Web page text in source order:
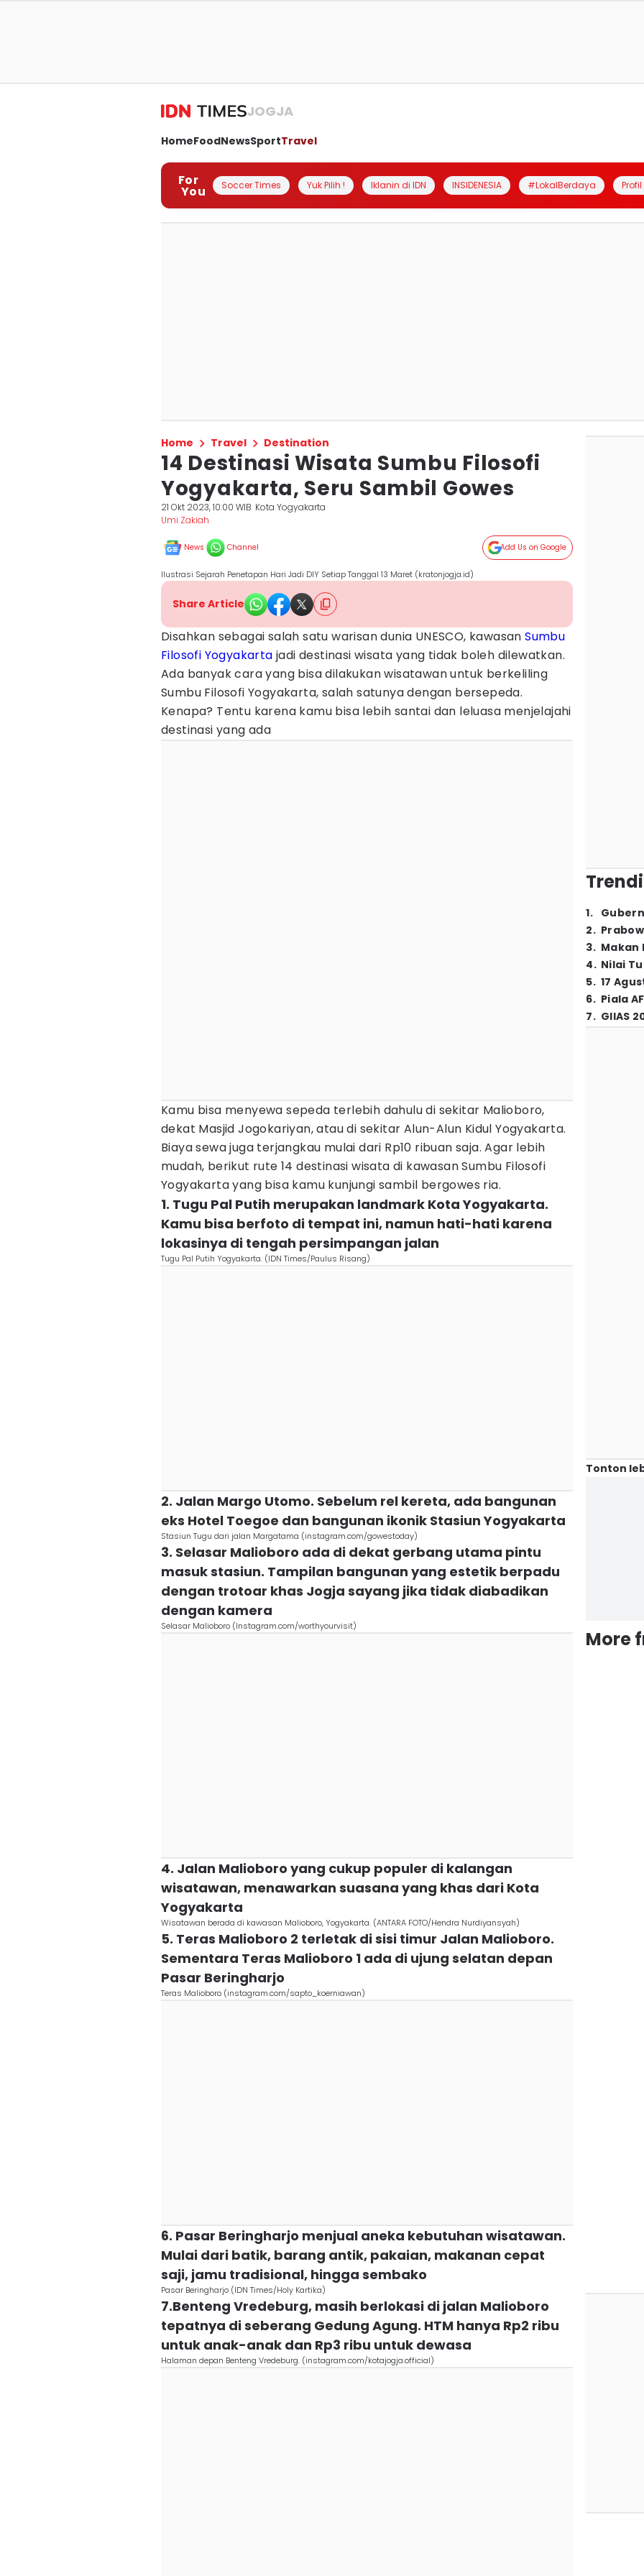
JOGJA
HomeFoodNewsSportTravel
For
You Soccer Times Yuk Pilih ! Iklanin di IDN INSIDENESIA #LokalBerdaya
Home Travel Destination
14 Destinasi Wisata Sumbu Filosofi
Yogyakarta, Seru Sambil Gowes
21 Okt 2023, 10:00 WIB Kota Yogyakarta
Umi Zakiah
News Channel Add Us on Google
Ilustrasi Sejarah Penetapan Hari Jadi DIY Setiap Tanggal 13 Maret (kratonjogja.id)
Share Article
Disahkan sebagai salah satu warisan dunia UNESCO, kawasanSumbu
Filosofi Yogyakarta jadi destinasi wisata yang tidak boleh dilewatkan.
Ada banyak cara yang bisa dilakukan wisatawan untuk berkeliling
Sumbu Filosofi Yogyakarta, salah satunya dengan bersepeda.
Kenapa? Tentu karena kamu bisa lebih santai dan leluasa menjelajahi
destinasi yang ada
Kamu bisa menyewa sepeda terlebih dahulu di sekitar Malioboro,
dekat Masjid Jogokariyan, atau di sekitar Alun-Alun Kidul Yogyakarta.
Biaya sewa juga terjangkau mulai dari Rp10 ribuan saja. Agar lebih
mudah, berikut rute 14 destinasi wisata di kawasan Sumbu Filosofi
Yogyakarta yang bisa kamu kunjungi sambil bergowes ria.
1. Tugu Pal Putih merupakan landmark Kota Yogyakarta.
Kamu bisa berfoto di tempat ini, namun hati-hati karena
lokasinya di tengah persimpangan jalan
Tugu Pal Putih Yogyakarta. (IDN Times/Paulus Risang)
2. Jalan Margo Utomo. Sebelum rel kereta, ada bangunan
eks Hotel Toegoe dan bangunan ikonik Stasiun Yogyakarta
Stasiun Tugu dari jalan Margatama (instagram.com/gowestoday)
3. Selasar Malioboro ada di dekat gerbang utama pintu
masuk stasiun. Tampilan bangunan yang estetik berpadu
dengan trotoar khas Jogja sayang jika tidak diabadikan
dengan kamera
Selasar Malioboro (Instagram.com/worthyourvisit)
4. Jalan Malioboro yang cukup populer di kalangan
wisatawan, menawarkan suasana yang khas dari Kota
Yogyakarta
Wisatawan berada di kawasan Malioboro, Yogyakarta. (ANTARA FOTO/Hendra Nurdiyansyah)
5. Teras Malioboro 2 terletak di sisi timur Jalan Malioboro.
Sementara Teras Malioboro 1 ada di ujung selatan depan
Pasar Beringharjo
Teras Malioboro (instagram.com/sapto_koerniawan)
6. Pasar Beringharjo menjual aneka kebutuhan wisatawan.
Mulai dari batik, barang antik, pakaian, makanan cepat
saji, jamu tradisional, hingga sembako
Pasar Beringharjo (IDN Times/Holy Kartika)
7.Benteng Vredeburg, masih berlokasi di jalan Malioboro
tepatnya di seberang Gedung Agung. HTM hanya Rp2 ribu
untuk anak-anak dan Rp3 ribu untuk dewasa
Halaman depan Benteng Vredeburg. (instagram.com/kotajogja.official)
1.
2.
3. Makan
4. Nilai
5. 17
6. Piala
7. GIIAS
Tonton
More